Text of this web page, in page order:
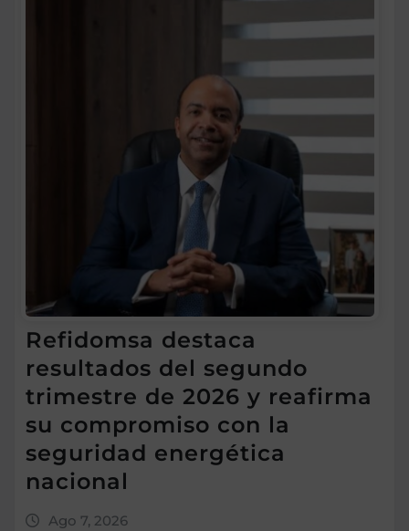
Refidomsa destaca
resultados del segundo
trimestre de 2026 y reafirma
su compromiso con la
seguridad energética
nacional
Ago 7, 2026